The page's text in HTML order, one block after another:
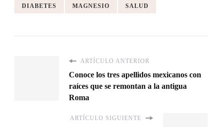
DIABETES MAGNESIO SALUD
ARTÍCULO ANTERIOR
Conoce los tres apellidos mexicanos con
raíces que se remontan a la antigua
Roma
ARTÍCULO SIGUIENTE